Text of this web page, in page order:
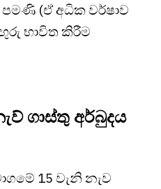
(ඒ අධික වර්ෂාව
භාවිත කිරීම
ගාස්තු අර්බුදය
15 වැනි නැව